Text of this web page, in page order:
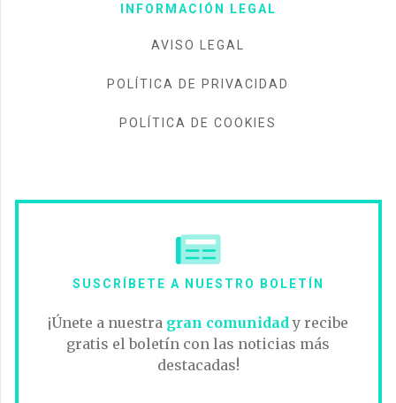
INFORMACIÓN LEGAL
AVISO LEGAL
POLÍTICA DE PRIVACIDAD
POLÍTICA DE COOKIES
SUSCRÍBETE A NUESTRO BOLETÍN
¡Únete a nuestra gran comunidad y recibe
gratis el boletín con las noticias más
destacadas!